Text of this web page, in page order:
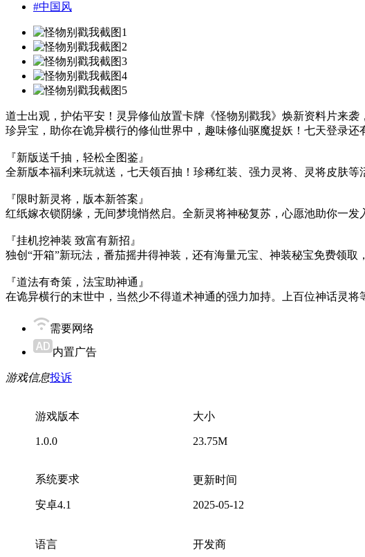
#中国风
道士出观，护佑平安！灵异修仙放置卡牌《怪物别戳我》焕新资料片来
珍异宝，助你在诡异横行的修仙世界中，趣味修仙驱魔捉妖！七天登录还
『新版送千抽，轻松全图鉴』
全新版本福利来玩就送，七天领百抽！珍稀红装、强力灵将、灵将皮肤等
『限时新灵将，版本新答案』
红纸嫁衣锁阴缘，无间梦境悄然启。全新灵将神秘复苏，心愿池助你一发
『挂机挖神装 致富有新招』
独创“开箱”新玩法，番茄摇井得神装，还有海量元宝、神装秘宝免费领取
『道法有奇策，法宝助神通』
在诡异横行的末世中，当然少不得道术神通的强力加持。上百位神话灵将
需要网络
内置广告
游戏信息投诉
游戏版本
1.0.0
大小
23.75M
系统要求
安卓4.1
更新时间
2025-05-12
语言 开发商